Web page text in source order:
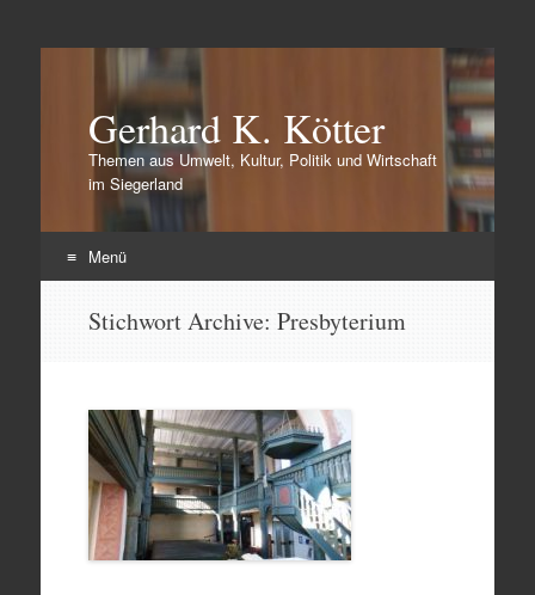
Gerhard K. Kötter
Themen aus Umwelt, Kultur, Politik und Wirtschaft
im Siegerland
Menü
Stichwort Archive: Presbyterium